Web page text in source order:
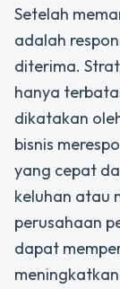
Setelah
adalah
diterima.
hanya
dikatakan
bisnis
yang cepat
keluhan atau
perusahaan
dapat